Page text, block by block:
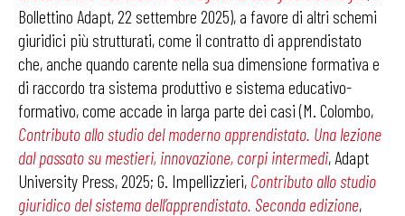
Bollettino Adapt, 22 settembre 2025), a favore di altri schemi
giuridici più strutturati, come il contratto di apprendistato
che, anche quando carente nella sua dimensione formativa e
di raccordo tra sistema produttivo e sistema educativo-
formativo, come accade in larga parte dei casi (M. Colombo,
Contributo allo studio del moderno apprendistato. Una lezione
dal passato su mestieri, innovazione, corpi intermedi, Adapt
University Press, 2025; G. Impellizzieri, Contributo allo studio
giuridico del sistema dell’apprendistato. Seconda edizione,